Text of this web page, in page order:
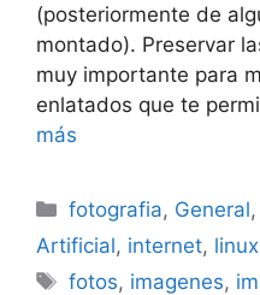
(posteriormente de
montado). Preservar
muy importante para
enlatados que te
más
Categorías
fotografia, General,
Artificial, internet, linux
Etiquetas
fotos, imagenes,